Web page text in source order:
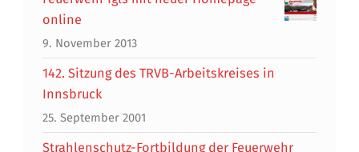
online
9. November 2013
142. Sitzung des TRVB-Arbeitskreises in
Innsbruck
25. September 2001
Strahlenschutz-Fortbildung der Feuerwehr